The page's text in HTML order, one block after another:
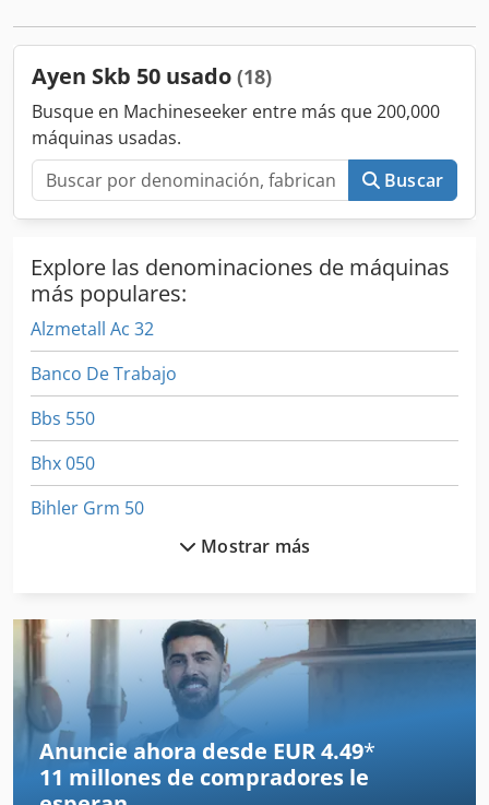
Ayen Skb 50 usado (18)
Busque en Machineseeker entre más que 200,000
máquinas usadas.
Buscar
Explore las denominaciones de máquinas
más populares:
Alzmetall Ac 32
Banco De Trabajo
Bbs 550
Bhx 050
Bihler Grm 50
Bolsa De Papel Máquina
Elumatec Aks 134
Elumatec As 70
Engranaje De Máquinas
Flott Sb 23 L
Mostrar más
Anuncie ahora desde EUR 4.49*
11 millones de compradores le